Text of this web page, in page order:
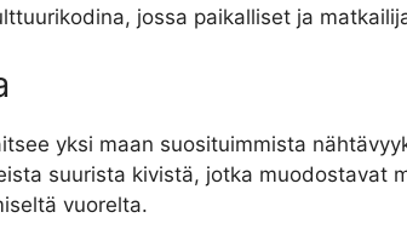
jossa paikalliset ja
yksi maan suosituimmista
suurista kivistä, jotka muodostavat
vuorelta.